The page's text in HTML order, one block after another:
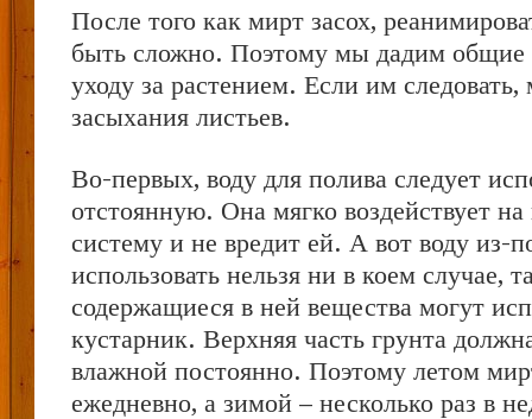
После того как мирт засох,
быть сложно. Поэтому мы дадим общие
уходу за растением. Если им
засыхания листьев.
Во-первых, воду для полива следует
отстоянную. Она мягко воздействует
систему и не вредит ей. А вот воду из-
использовать нельзя ни в коем случае,
содержащиеся в ней вещества могут
кустарник. Верхняя часть грунта
влажной постоянно. Поэтому летом
ежедневно, а зимой – несколько раз в